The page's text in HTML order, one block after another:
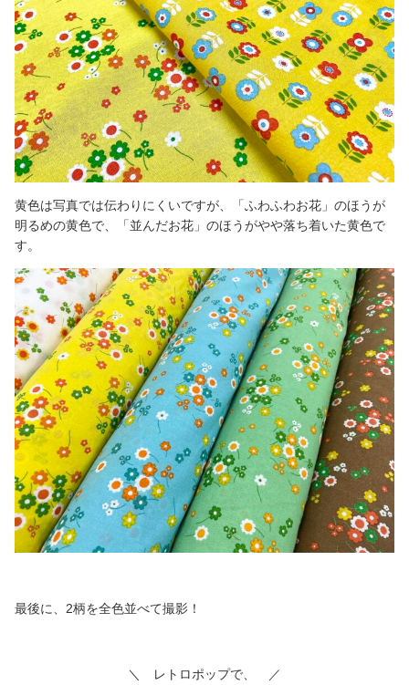
黄色は写真では伝わりにくいですが、「ふわふわお花」のほうが
明るめの黄色で、「並んだお花」のほうがやや落ち着いた黄色で
す。
最後に、2柄を全色並べて撮影！
＼ レトロポップで、 ／